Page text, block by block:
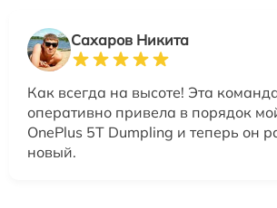
Сахаров Никита
Как всегда на высоте! Эта
оперативно привела в порядок
OnePlus 5T Dumpling и теперь он
новый.